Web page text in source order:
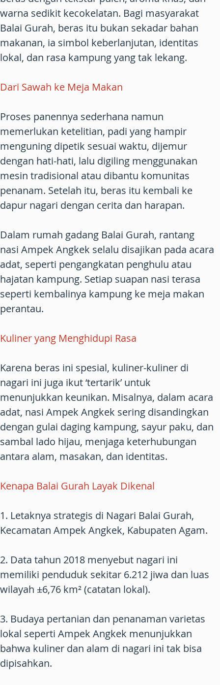
warna sedikit kecokelatan. Bagi masyarakat
Balai Gurah, beras itu bukan sekadar bahan
makanan, ia simbol keberlanjutan, identitas
lokal, dan rasa kampung yang tak lekang.
Dari Sawah ke Meja Makan
Proses panennya sederhana namun
memerlukan ketelitian, padi yang hampir
menguning dipetik sesuai waktu, dijemur
dengan hati-hati, lalu digiling menggunakan
mesin tradisional atau dibantu komunitas
penanam. Setelah itu, beras itu kembali ke
dapur nagari dengan cerita dan harapan.
Dalam rumah gadang Balai Gurah, rantang
nasi Ampek Angkek selalu disajikan pada acara
adat, seperti pengangkatan penghulu atau
hajatan kampung. Setiap suapan nasi terasa
seperti kembalinya kampung ke meja makan
perantau.
Kuliner yang Menghidupi Rasa
Karena beras ini spesial, kuliner-kuliner di
nagari ini juga ikut ‘tertarik’ untuk
menunjukkan keunikan. Misalnya, dalam acara
adat, nasi Ampek Angkek sering disandingkan
dengan gulai daging kampung, sayur paku, dan
sambal lado hijau, menjaga keterhubungan
antara alam, masakan, dan identitas.
Kenapa Balai Gurah Layak Dikenal
1. Letaknya strategis di Nagari Balai Gurah,
Kecamatan Ampek Angkek, Kabupaten Agam.
2. Data tahun 2018 menyebut nagari ini
memiliki penduduk sekitar 6.212 jiwa dan luas
wilayah ±6,76 km² (catatan lokal).
3. Budaya pertanian dan penanaman varietas
lokal seperti Ampek Angkek menunjukkan
bahwa kuliner dan alam di nagari ini tak bisa
dipisahkan.